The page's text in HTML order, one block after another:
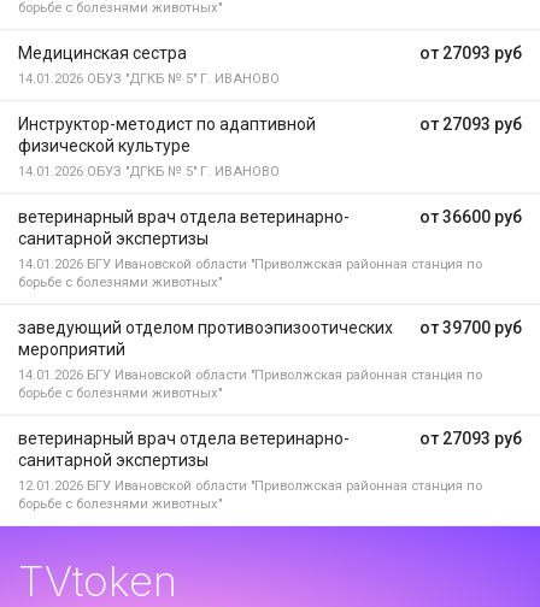
борьбе с болезнями животных"
от 27093 руб
Медицинская сестра
14.01.2026 ОБУЗ "ДГКБ № 5" Г. ИВАНОВО
от 27093 руб
Инструктор-методист по адаптивной
физической культуре
14.01.2026 ОБУЗ "ДГКБ № 5" Г. ИВАНОВО
от 36600 руб
ветеринарный врач отдела ветеринарно-
санитарной экспертизы
14.01.2026 БГУ Ивановской области "Приволжская районная станция по
борьбе с болезнями животных"
от 39700 руб
заведующий отделом противоэпизоотических
мероприятий
14.01.2026 БГУ Ивановской области "Приволжская районная станция по
борьбе с болезнями животных"
от 27093 руб
ветеринарный врач отдела ветеринарно-
санитарной экспертизы
12.01.2026 БГУ Ивановской области "Приволжская районная станция по
борьбе с болезнями животных"
TVtoken